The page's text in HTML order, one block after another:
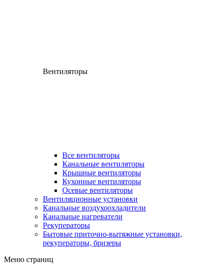
Вентиляторы
Все вентиляторы
Канальные вентиляторы
Крышные вентиляторы
Кухонные вентиляторы
Осевые вентиляторы
Вентиляционные установки
Канальные воздухоохладители
Канальные нагреватели
Рекуператоры
Бытовые приточно-вытяжные установки,
рекуператоры, бризеры
Меню страниц